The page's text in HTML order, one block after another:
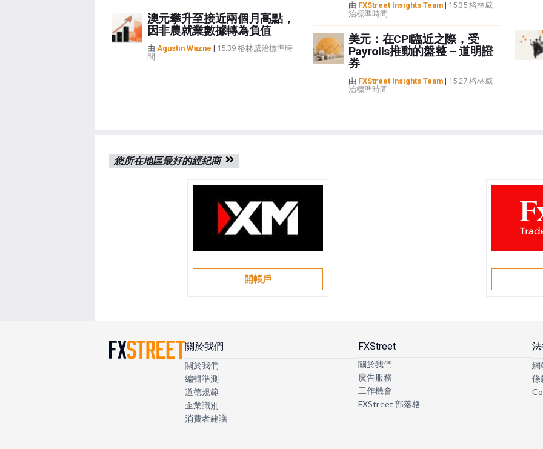
澳元攀升至接近兩個月高點，
因非農就業數據轉為負值
由 Agustin Wazne | 15:39 格林威治標準時
間
由 FXStreet Insights Team| 15:35 格林威
治標準時間
美元：在CPI臨近之際，受
Payrolls推動的盤整 – 道明證
券
由 FXStreet Insights Team| 15:27 格林威
治標準時間
您所在地區最好的經紀商
開帳戶
關於我們
關於我們
編輯準測
道德規範
企業識別
消費者建議
FXStreet
關於我們
廣告服務
工作機會
FXStreet 部落格
網
條